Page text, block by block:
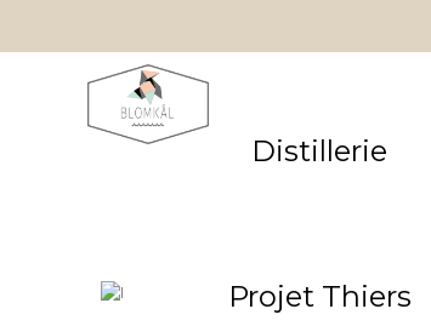
Distillerie
Projet Thiers